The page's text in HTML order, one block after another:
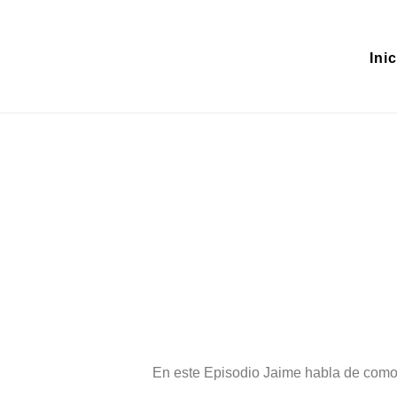
En este Episodio Jaime habla de